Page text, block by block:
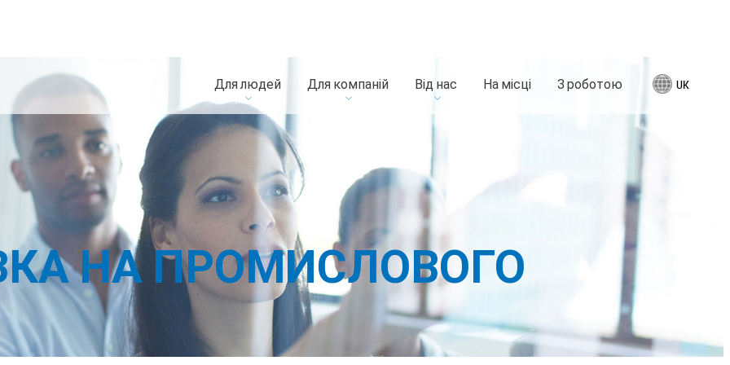
НА ПРОМИСЛОВОГО
Для людей Для компаній Від нас На місці
З роботою
UK